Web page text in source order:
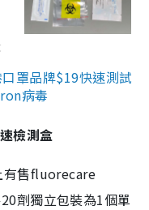
罩品牌$19快速測試
病毒
檢測盒
有售fluorecare
劑獨立包裝為1個單